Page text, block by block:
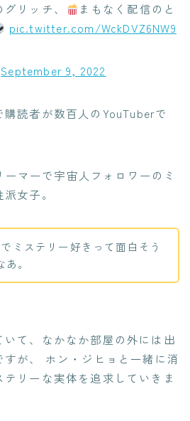
リッチ、
まもなく配信のと
pic.twitter.com/WckDVZ6NW9
September 9, 2022
読者が数百人のYouTuberで
マーで宇宙人フォロワーのミ
女子。
ミステリー好きって面白そう
。
て、なかなか部屋の外には出
が、 ホン・ジヒョと一緒に消
リーな実体を追求していきま